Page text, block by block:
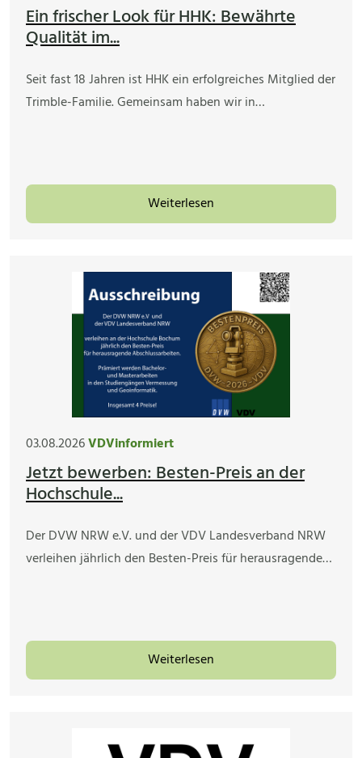
Ein frischer Look für HHK: Bewährte
Qualität im...
Seit fast 18 Jahren ist HHK ein erfolgreiches Mitglied der
Trimble-Familie. Gemeinsam haben wir in…
Weiterlesen
03.08.2026VDVinformiert
Jetzt bewerben: Besten-Preis an der
Hochschule...
Der DVW NRW e.V. und der VDV Landesverband NRW
verleihen jährlich den Besten-Preis für herausragende…
Weiterlesen